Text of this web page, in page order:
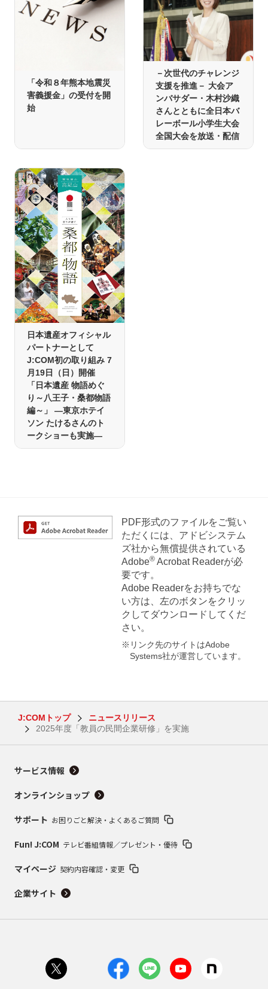
「令和８年熊本地震災
害義援金」の受付を開
始
－次世代のチャレンジ
支援を推進－ 大会ア
ンバサダー・木村沙織
さんとともに全日本バ
レーボール小学生大会
全国大会を放送・配信
日本遺産オフィシャル
パートナーとして
J:COM初の取り組み 7
月19日（日）開催
「日本遺産 物語めぐ
り～八王子・桑都物語
編～」 ―東京ホテイ
ソン たけるさんのト
ークショーも実施―
PDF形式のファイルをご覧い
ただくには、アドビシステム
ズ社から無償提供されている
Adobe®Acrobat Readerが必
要です。
Adobe Readerをお持ちでな
い方は、左のボタンをクリッ
クしてダウンロードしてくだ
さい。
※リンク先のサイトはAdobe
Systems社が運営しています。
J:COMトップ
ニュースリリース
2025年度「教員の民間企業研修」を実施
サービス情報
オンラインショップ
サポート お困りごと解決・よくあるご質問
Fun! J:COM テレビ番組情報／プレゼント・優待
マイページ 契約内容確認・変更
企業サイト